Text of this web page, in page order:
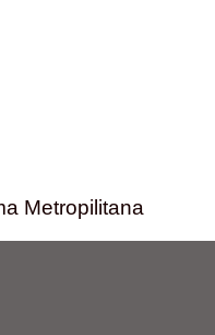
Metropilitana